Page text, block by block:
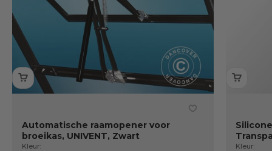
Automatische raamopener voor
broeikas, UNIVENT, Zwart
Kleur: Kleur: